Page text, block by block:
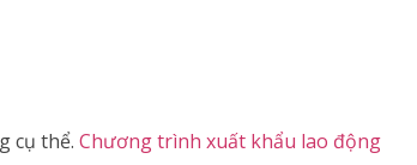
cụ thể. Chương trình xuất khẩu lao động